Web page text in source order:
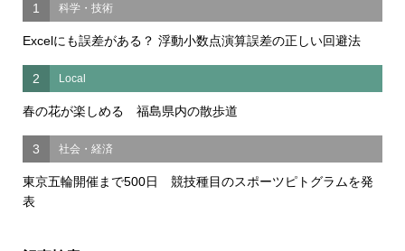
1 科学・技術
Excelにも誤差がある？ 浮動小数点演算誤差の正しい回避法
2 Local
春の花が楽しめる 福島県内の散歩道
3 社会・経済
東京五輪開催まで500日 競技種目のスポーツピトグラムを発
表